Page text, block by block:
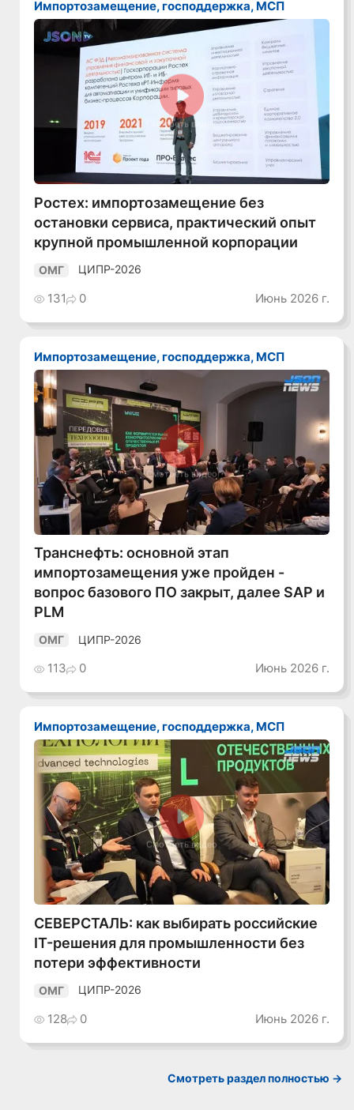
Импортозамещение, господдержка, МСП
Смотреть видео
Ростех: импортозамещение без
остановки сервиса, практический опыт
крупной промышленной корпорации
ОМГ ЦИПР-2026
131 0 Июнь 2026 г.
Импортозамещение, господдержка, МСП
Смотреть видео
Транснефть: основной этап
импортозамещения уже пройден -
вопрос базового ПО закрыт, далее SAP и
PLM
ОМГ ЦИПР-2026
113 0 Июнь 2026 г.
Импортозамещение, господдержка, МСП
Смотреть видео
СЕВЕРСТАЛЬ: как выбирать российские
IT-решения для промышленности без
потери эффективности
ОМГ ЦИПР-2026
128 0 Июнь 2026 г.
Смотреть раздел полностью ->